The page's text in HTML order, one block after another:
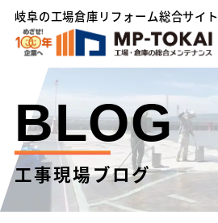
岐阜の工場倉庫リフォーム総合サイト
BLOG
工事現場ブログ